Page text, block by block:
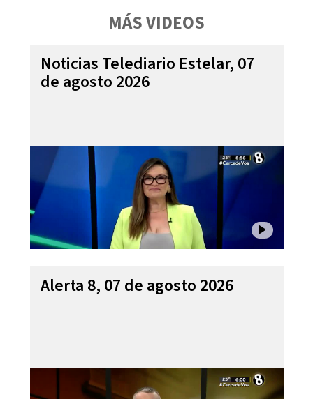
MÁS VIDEOS
Noticias Telediario Estelar, 07
de agosto 2026
Alerta 8, 07 de agosto 2026